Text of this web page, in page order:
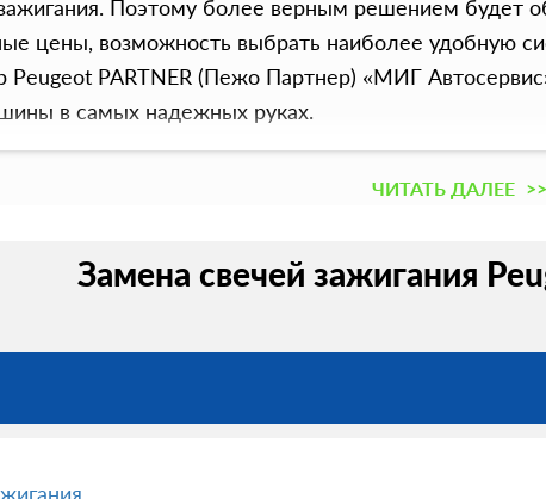
Поэтому более верным решением будет
цены, возможность выбрать наиболее удобную
Peugeot PARTNER (Пежо Партнер) «МИГ
в самых надежных руках.
ЧИТАТЬ ДАЛЕЕ
Замена свечей зажигания